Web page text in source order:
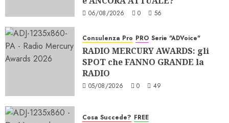
06/08/2026 0 56
Consulenza Pro PRO Serie "ADVoice"
RADIO MERCURY AWARDS: gli
SPOT che FANNO GRANDE la
RADIO
05/08/2026 0 49
Cosa Succede? FREE